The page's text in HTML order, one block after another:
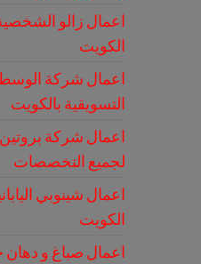
اعمال زالو
الكويت
اعمال شركة الوسط
التسويقية بالكويت
اعمال شركة
لجميع التخصصات
اعمال شينوبي
الكويت
اعمال صباغ و دهان